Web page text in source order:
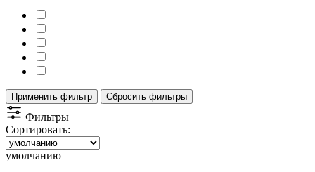
Применить фильтр Сбросить фильтры
Фильтры
Сортировать:
умолчанию